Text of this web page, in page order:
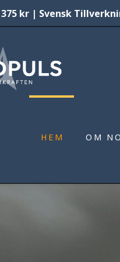
kr | Svensk
HEM OM